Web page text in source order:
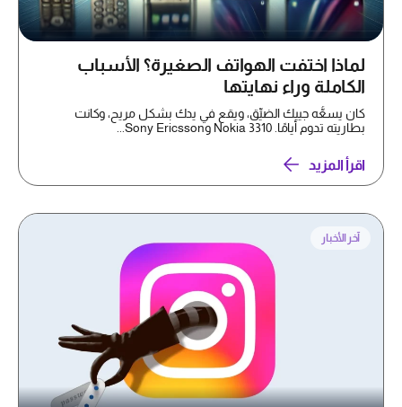
لماذا اختفت الهواتف الصغيرة؟ الأسباب
الكاملة وراء نهايتها
كان يسعُّه جيبك الضيِّق، ويقع في يدك بشكل مريح، وكانت
بطاريته تدوم أيامًا. Nokia 3310 وSony Ericsson...
اقرأ المزيد
آخر الأخبار